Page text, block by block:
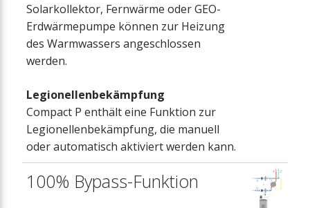
Solarkollektor, Fernwärme oder GEO-
Erdwärmepumpe können zur Heizung
des Warmwassers angeschlossen
werden.
Legionellenbekämpfung
Compact P enthält eine Funktion zur
Legionellenbekämpfung, die manuell
oder automatisch aktiviert werden kann.
100% Bypass-Funktion